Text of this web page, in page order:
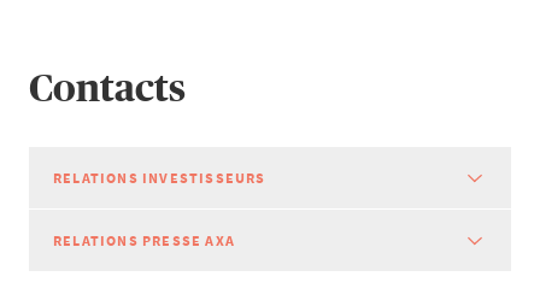
Contacts
RELATIONS INVESTISSEURS
RELATIONS PRESSE AXA